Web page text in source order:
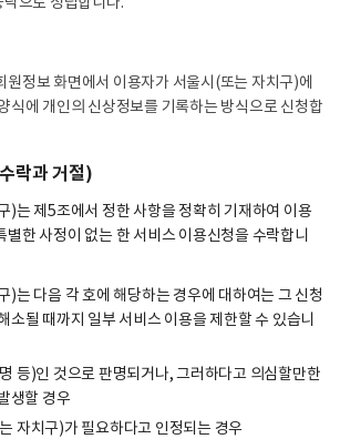
원정보 화면에서 이용자가 서울시(또는 자치구)에
식에 개인의 신상정보를 기록하는 방식으로 신청합
락과 거절)
는 제5조에서 정한 사항을 정확히 기재하여 이용
별한 사정이 없는 한 서비스 이용신청을 수락합니
는 다음 각 호에 해당하는 경우에 대하여는 그 신청
소될 때까지 일부 서비스 이용을 제한할 수 있습니
등)인 것으로 판명되거나, 그러하다고 의심할만한
생할 경우
자치구)가 필요하다고 인정되는 경우